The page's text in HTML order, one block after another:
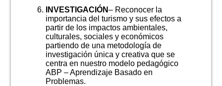
INVESTIGACIÓN– Reconocer la
importancia del turismo y sus efectos a
partir de los impactos ambientales,
culturales, sociales y económicos
partiendo de una metodología de
investigación única y creativa que se
centra en nuestro modelo pedagógico
ABP – Aprendizaje Basado en
Problemas.